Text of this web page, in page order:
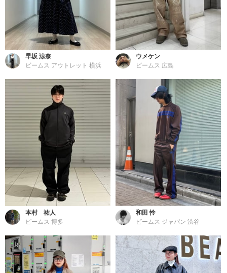
早坂 涼奈
ビームス アウトレット 横浜
ウメケン
ビームス 広島
本村 祐人
ビームス 博多
和田 怜
ビームス ジャパン 渋谷